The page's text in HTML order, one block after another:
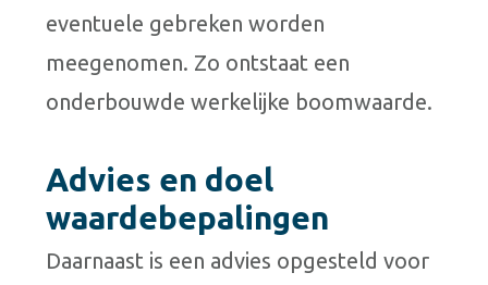
eventuele gebreken worden
meegenomen. Zo ontstaat een
onderbouwde werkelijke boomwaarde.
Advies en doel
waardebepalingen
Daarnaast is een advies opgesteld voor